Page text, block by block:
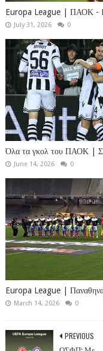
Europa League | ΠΑΟΚ -
July 31, 2026 0
Όλα τα γκολ του ΠΑΟΚ |
June 14, 2026 0
Europa League |
March 14, 2026 0
PREVIOUS